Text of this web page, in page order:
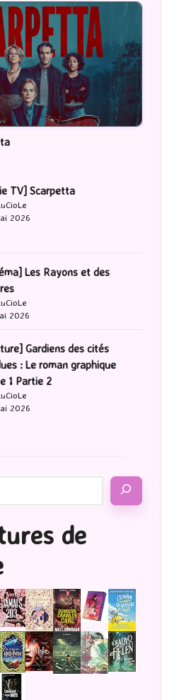
TV] Scarpetta
2026
Les Rayons et des
2026
Gardiens des cités
: Le roman graphique
1 Partie 2
2026
de